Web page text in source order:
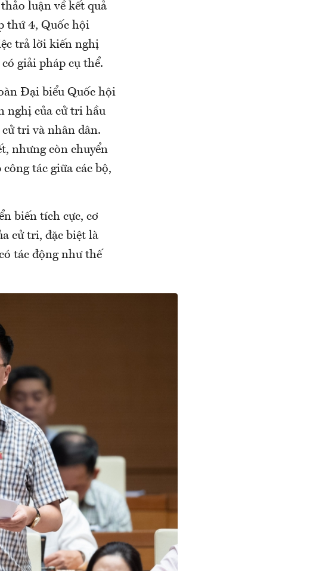
luận về kết quả
thứ 4, Quốc hội
trả lời kiến nghị
giải pháp cụ thể.
Đại biểu Quốc hội
nghị của cử tri hầu
tri và nhân dân.
nhưng còn chuyển
tác giữa các bộ,
biến tích cực, cơ
cử tri, đặc biệt là
tác động như thế